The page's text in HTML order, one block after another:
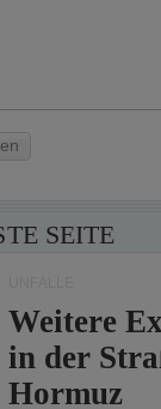
SEITE
Weitere
in der
Hormuz